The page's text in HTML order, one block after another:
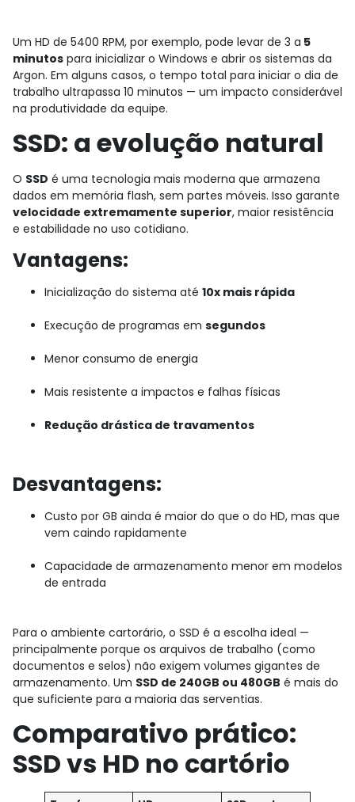
Um HD de 5400 RPM, por exemplo, pode levar de 3 a 5
minutos para inicializar o Windows e abrir os sistemas da
Argon. Em alguns casos, o tempo total para iniciar o dia de
trabalho ultrapassa 10 minutos — um impacto considerável
na produtividade da equipe.
SSD: a evolução natural
O SSD é uma tecnologia mais moderna que armazena
dados em memória flash, sem partes móveis. Isso garante
velocidade extremamente superior, maior resistência
e estabilidade no uso cotidiano.
Vantagens:
Inicialização do sistema até 10x mais rápida
Execução de programas em segundos
Menor consumo de energia
Mais resistente a impactos e falhas físicas
Redução drástica de travamentos
Desvantagens:
Custo por GB ainda é maior do que o do HD, mas que
vem caindo rapidamente
Capacidade de armazenamento menor em modelos
de entrada
Para o ambiente cartorário, o SSD é a escolha ideal —
principalmente porque os arquivos de trabalho (como
documentos e selos) não exigem volumes gigantes de
armazenamento. Um SSD de 240GB ou 480GB é mais do
que suficiente para a maioria das serventias.
Comparativo prático:
SSD vs HD no cartório